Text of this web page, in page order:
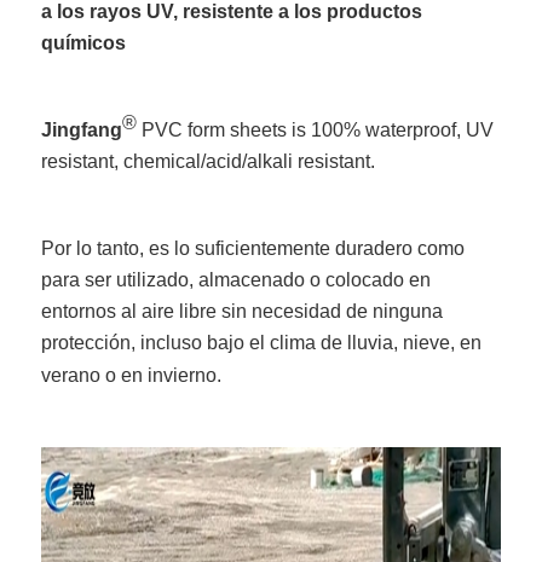
a los rayos UV, resistente a los productos
químicos
Jingfang® PVC form sheets is 100% waterproof, UV
resistant, chemical/acid/alkali resistant.
Por lo tanto, es lo suficientemente duradero como
para ser utilizado, almacenado o colocado en
entornos al aire libre sin necesidad de ninguna
protección, incluso bajo el clima de lluvia, nieve, en
verano o en invierno.